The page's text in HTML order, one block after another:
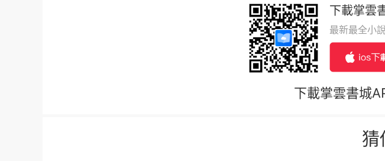
下載掌雲
最新最全小
下載掌雲書城
猜